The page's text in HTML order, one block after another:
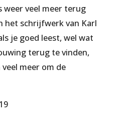
weer veel meer terug
het schrijfwerk van Karl
je goed leest, wel wat
terug te vinden,
meer om de